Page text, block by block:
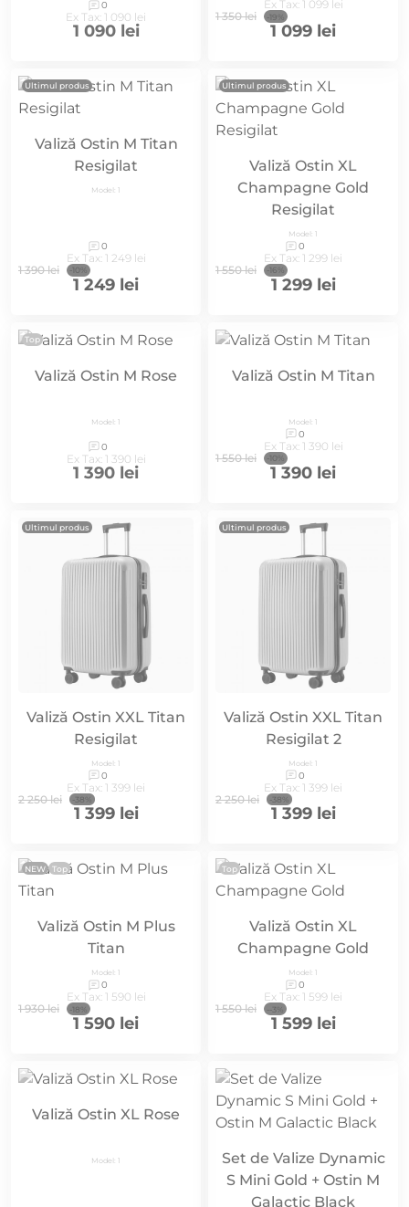
0
Ex Tax: 1 090 lei
1 090 lei
Ex Tax: 1 099 lei
1 350 lei
-19%
1 099 lei
Ultimul produs
Valiză Ostin M Titan
Resigilat
Model: 1
0
Ex Tax: 1 249 lei
1 390 lei
-10%
1 249 lei
Ultimul produs
Valiză Ostin XL
Champagne Gold
Resigilat
Model: 1
0
Ex Tax: 1 299 lei
1 550 lei
-16%
1 299 lei
Top
Valiză Ostin M Rose
Model: 1
0
Ex Tax: 1 390 lei
1 390 lei
Valiză Ostin M Titan
Model: 1
0
Ex Tax: 1 390 lei
1 550 lei
-10%
1 390 lei
Ultimul produs
Valiză Ostin XXL Titan
Resigilat
Model: 1
0
Ex Tax: 1 399 lei
2 250 lei
-38%
1 399 lei
Ultimul produs
Valiză Ostin XXL Titan
Resigilat 2
Model: 1
0
Ex Tax: 1 399 lei
2 250 lei
-38%
1 399 lei
NEW Top
Valiză Ostin M Plus
Titan
Model: 1
0
Ex Tax: 1 590 lei
1 930 lei
-18%
1 590 lei
Top
Valiză Ostin XL
Champagne Gold
Model: 1
0
Ex Tax: 1 599 lei
1 550 lei
--3%
1 599 lei
Valiză Ostin XL Rose
Model: 1
Set de Valize Dynamic
S Mini Gold + Ostin M
Galactic Black